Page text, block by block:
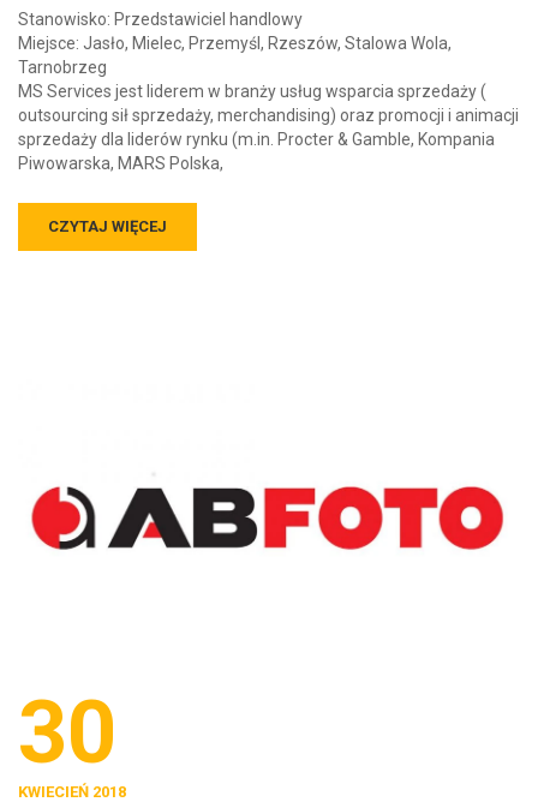
Stanowisko: Przedstawiciel handlowy
Miejsce: Jasło, Mielec, Przemyśl, Rzeszów, Stalowa Wola,
Tarnobrzeg
MS Services jest liderem w branży usług wsparcia sprzedaży (
outsourcing sił sprzedaży, merchandising) oraz promocji i animacji
sprzedaży dla liderów rynku (m.in. Procter & Gamble, Kompania
Piwowarska, MARS Polska,
CZYTAJ WIĘCEJ
30
KWIECIEŃ 2018